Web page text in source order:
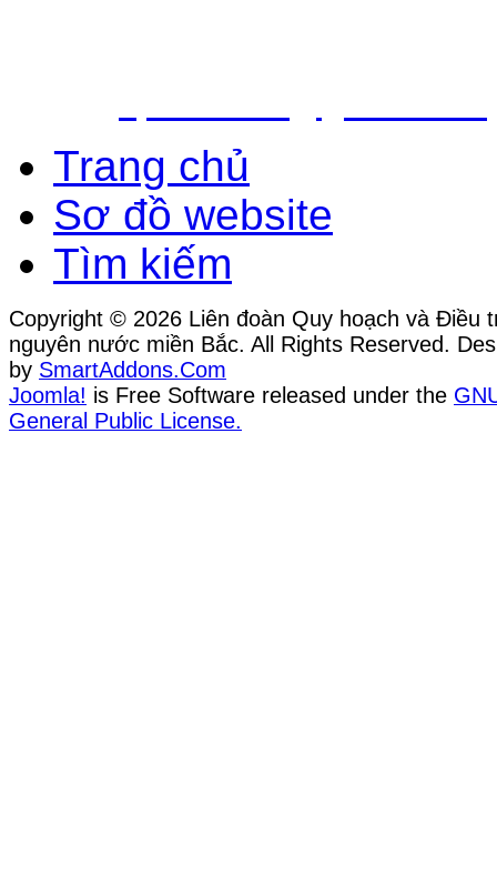
Trang chủ
Sơ đồ website
Tìm kiếm
Copyright © 2026 Liên đoàn Quy hoạch và Điều
nguyên nước miền Bắc. All Rights Reserved.
by SmartAddons.Com
Joomla! is Free Software released under the
General Public License.